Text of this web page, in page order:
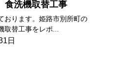
洗機取替工事
おります。姫路市別所町の
取替工事をレポ...
日